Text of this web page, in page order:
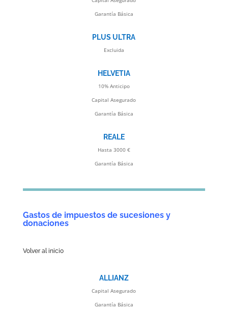
Garantía Básica
PLUS ULTRA
Excluida
HELVETIA
10% Anticipo
Capital Asegurado
Garantía Básica
REALE
Hasta 3000 €
Garantía Básica
Gastos de impuestos de sucesiones y
donaciones
Volver al inicio
ALLIANZ
Capital Asegurado
Garantía Básica